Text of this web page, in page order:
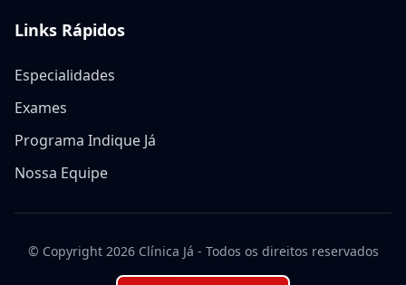
Links Rápidos
Especialidades
Exames
Programa Indique Já
Nossa Equipe
© Copyright 2026Clínica Já - Todos os direitos reservados